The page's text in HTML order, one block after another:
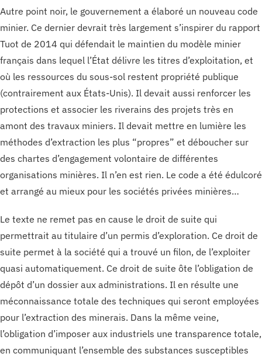
Autre point noir, le gouvernement a élaboré un nouveau code
minier. Ce dernier devrait très largement s’inspirer du rapport
Tuot de 2014 qui défendait le maintien du modèle minier
français dans lequel l’État délivre les titres d’exploitation, et
où les ressources du sous-sol restent propriété publique
(contrairement aux États-Unis). Il devait aussi renforcer les
protections et associer les riverains des projets très en
amont des travaux miniers. Il devait mettre en lumière les
méthodes d’extraction les plus “propres” et déboucher sur
des chartes d’engagement volontaire de différentes
organisations minières. Il n’en est rien. Le code a été édulcoré
et arrangé au mieux pour les sociétés privées minières…
Le texte ne remet pas en cause le droit de suite qui
permettrait au titulaire d’un permis d’exploration. Ce droit de
suite permet à la société qui a trouvé un filon, de l’exploiter
quasi automatiquement. Ce droit de suite ôte l’obligation de
dépôt d’un dossier aux administrations. Il en résulte une
méconnaissance totale des techniques qui seront employées
pour l’extraction des minerais. Dans la même veine,
l’obligation d’imposer aux industriels une transparence totale,
en communiquant l’ensemble des substances susceptibles